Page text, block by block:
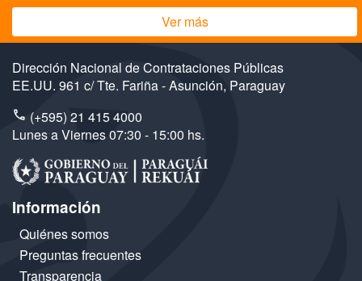
Ver más
Dirección Nacional de Contrataciones Públicas
EE.UU. 961 c/ Tte. Fariña - Asunción, Paraguay
(+595) 21 415 4000
Lunes a Viernes 07:30 - 15:00 hs.
Información
Quiénes somos
Preguntas frecuentes
Transparencia